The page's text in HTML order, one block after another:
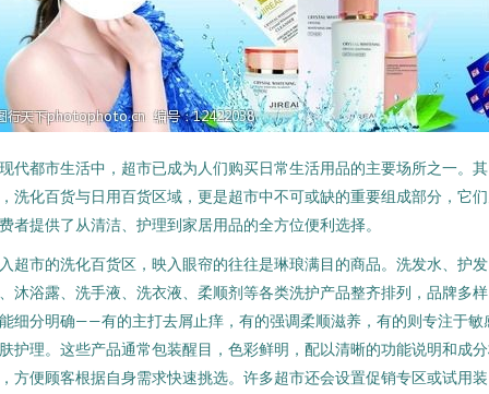
代都市生活中，超市已成为人们购买日常生活用品的主要场所之一。其
洗化百货与日用百货区域，更是超市中不可或缺的重要组成部分，它
者提供了从清洁、护理到家居用品的全方位便利选择。
超市的洗化百货区，映入眼帘的往往是琳琅满目的商品。洗发水、护发
沐浴露、洗手液、洗衣液、柔顺剂等各类洗护产品整齐排列，品牌多
细分明确——有的主打去屑止痒，有的强调柔顺滋养，有的则专注于敏
护理。这些产品通常包装醒目，色彩鲜明，配以清晰的功能说明和成
方便顾客根据自身需求快速挑选。许多超市还会设置促销专区或试用